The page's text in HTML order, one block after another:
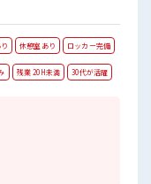
休憩室あり ロッカー完備
残業 20H未満 30代が活躍